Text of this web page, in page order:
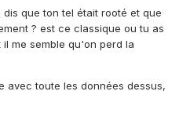
que ton tel était rooté et que
? est ce classique ou tu as
me semble qu'on perd la
avec toute les données dessus,